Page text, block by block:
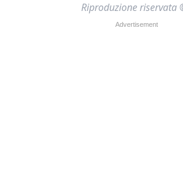
Riproduzione riservata